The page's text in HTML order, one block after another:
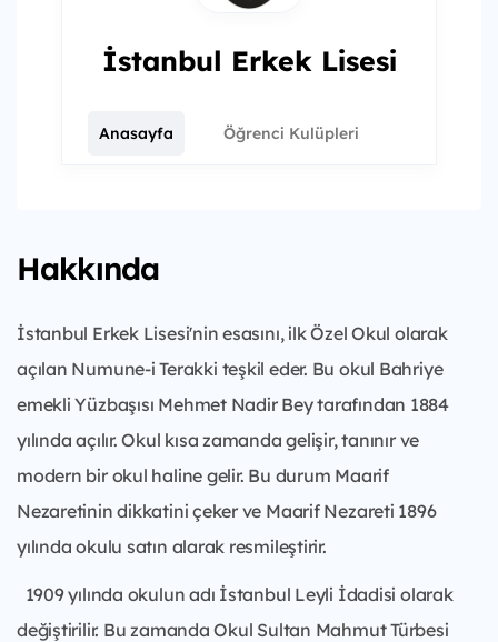
İstanbul Erkek Lisesi
Anasayfa Öğrenci Kulüpleri
Hakkında
İstanbul Erkek Lisesi'nin esasını, ilk Özel Okul olarak
açılan Numune-i Terakki teşkil eder. Bu okul Bahriye
emekli Yüzbaşısı Mehmet Nadir Bey tarafından 1884
yılında açılır. Okul kısa zamanda gelişir, tanınır ve
modern bir okul haline gelir. Bu durum Maarif
Nezaretinin dikkatini çeker ve Maarif Nezareti 1896
yılında okulu satın alarak resmileştirir.
1909 yılında okulun adı İstanbul Leyli İdadisi olarak
değiştirilir. Bu zamanda Okul Sultan Mahmut Türbesi